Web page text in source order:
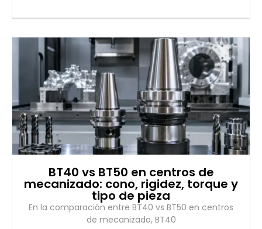
BT40 vs BT50 en centros de
mecanizado: cono, rigidez, torque y
tipo de pieza
En la comparación entre BT40 vs BT50 en centros
de mecanizado, BT40